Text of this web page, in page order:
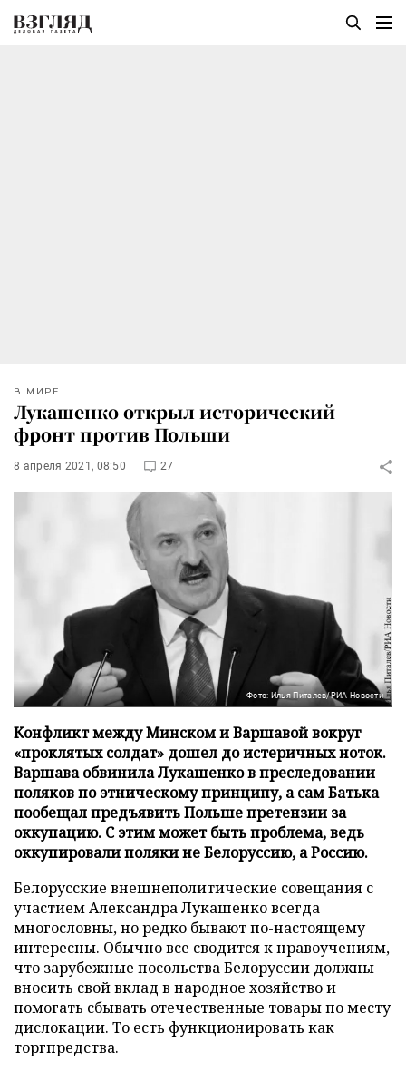
В МИРЕ
Лукашенко открыл исторический
фронт против Польши
8 апреля 2021, 08:50 27
Фото: Илья Питалев/РИА Новости
Конфликт между Минском и Варшавой вокруг
«проклятых солдат» дошел до истеричных ноток.
Варшава обвинила Лукашенко в преследовании
поляков по этническому принципу, а сам Батька
пообещал предъявить Польше претензии за
оккупацию. С этим может быть проблема, ведь
оккупировали поляки не Белоруссию, а Россию.
Белорусские внешнеполитические совещания с
участием Александра Лукашенко всегда
многословны, но редко бывают по-настоящему
интересны. Обычно все сводится к нравоучениям,
что зарубежные посольства Белоруссии должны
вносить свой вклад в народное хозяйство и
помогать сбывать отечественные товары по месту
дислокации. То есть функционировать как
торгпредства.